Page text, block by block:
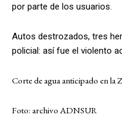
por parte de los usuarios.
Autos destrozados, tres
policial: así fue el violento
Corte de agua anticipado en la
Foto: archivo ADNSUR